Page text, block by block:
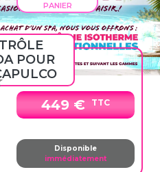
PANIER
POUR
449 € TTC
Disponible
immédiatement